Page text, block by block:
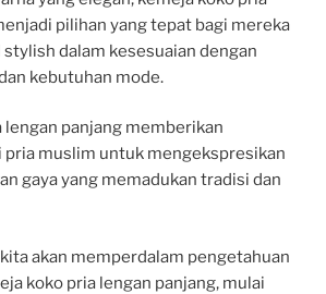
pilihan yang tepat bagi mereka
dalam kesesuaian dengan
kebutuhan mode.
lengan panjang memberikan
pria muslim untuk mengekspresikan
gaya yang memadukan tradisi dan
akan memperdalam pengetahuan
koko pria lengan panjang, mulai